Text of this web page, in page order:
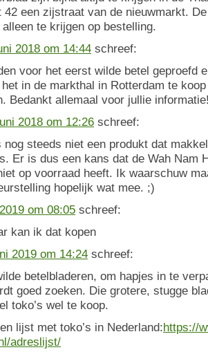
42 een zijstraat van de nieuwmarkt.
te krijgen op bestelling.
2018 om 14:44 schreef:
voor het eerst wilde betel geproefd
in de markthal in Rotterdam te
Bedankt allemaal voor jullie
2018 om 12:26 schreef:
nog steeds niet een produkt dat
Er is dus een kans dat de Wah Nam
op voorraad heeft. Ik waarschuw
hopelijk wat mee. ;)
om 08:05 schreef:
kan ik dat kopen
2019 om 14:24 schreef:
betelbladeren, om hapjes in te
goed zoeken. Die grotere, stugge
toko’s wel te koop.
lijst met toko’s in Nederland:https://
adreslijst/